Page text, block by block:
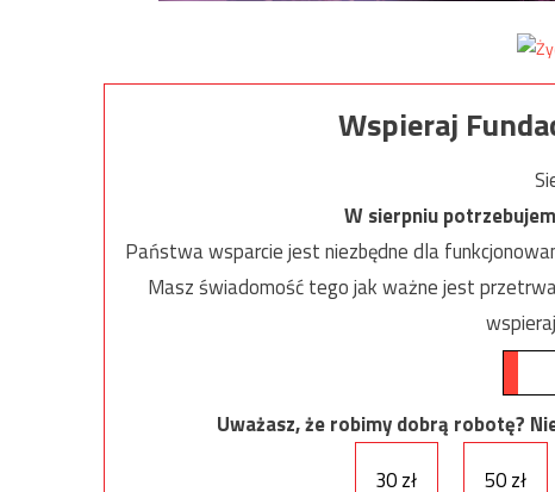
Wspieraj
W sierpniu
Państwa wsparcie jest niezbędne dla
Masz świadomość tego jak ważne jest
Uważasz, że robimy dobrą robotę?
30 zł
50 zł